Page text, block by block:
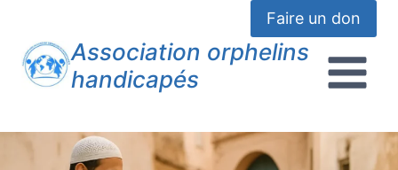
Faire un don
Association orphelins
handicapés